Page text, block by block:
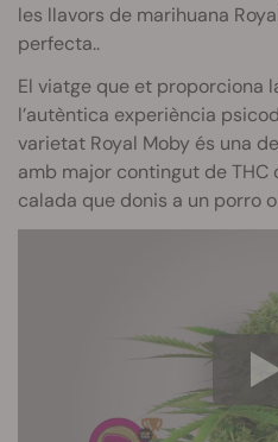
les llavors de marihuana
perfecta..
El viatge que et proporciona
l’autèntica experiència
varietat Royal Moby és una
amb major contingut deTHC
calada que donis a un porro o